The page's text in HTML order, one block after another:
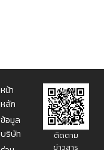
หน้า
หลัก
ข้อมูล
บริษัท
ติดตาม
ข่าวสาร